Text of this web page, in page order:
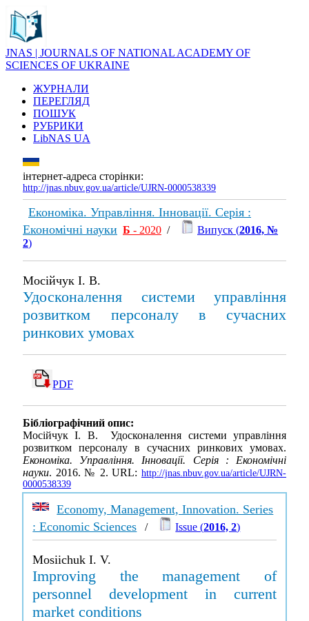
JNAS | JOURNALS OF NATIONAL ACADEMY OF
SCIENCES OF UKRAINE
ЖУРНАЛИ
ПЕРЕГЛЯД
ПОШУК
РУБРИКИ
LibNAS UA
інтернет-адреса сторінки:
http://jnas.nbuv.gov.ua/article/UJRN-0000538339
Економіка. Управління. Інновації. Серія :
Економічні науки Б - 2020 / Випуск (2016, №
2)
Мосійчук І. В.
Удосконалення системи управління
розвитком персоналу в сучасних
ринкових умовах
PDF
Бібліографічний опис:
Мосійчук І. В. Удосконалення системи управління
розвитком персоналу в сучасних ринкових умовах.
Економіка. Управління. Інновації. Серія : Економічні
науки. 2016. № 2. URL: http://jnas.nbuv.gov.ua/article/UJRN-
0000538339
Economy, Management, Innovation. Series
: Economic Sciences / Issue (2016, 2)
Mosiichuk I. V.
Improving the management of
personnel development in current
market conditions